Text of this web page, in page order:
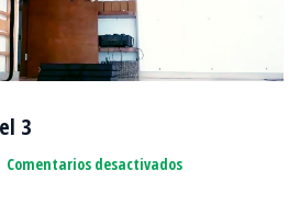
3
Comentarios desactivadosen